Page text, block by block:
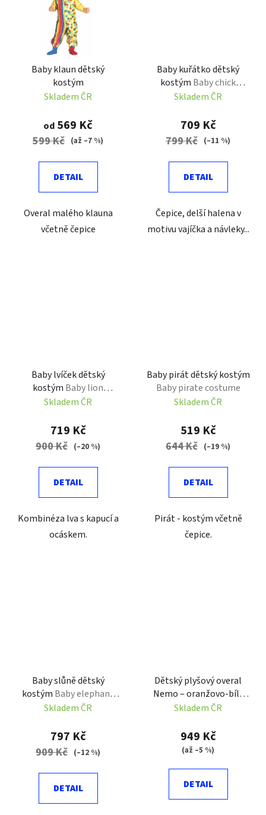
Baby klaun dětský
kostým
Skladem ČR
od 569 Kč
599 Kč (až –7 %)
DETAIL
Overal malého klauna
včetně čepice
Baby kuřátko dětský
kostým Baby chick
costume
Skladem ČR
709 Kč
799 Kč (–11 %)
DETAIL
Čepice, delší halena v
motivu vajíčka a návleky...
Baby lvíček dětský
kostým Baby lion
costume
Skladem ČR
719 Kč
900 Kč (–20 %)
DETAIL
Kombinéza lva s kapucí a
ocáskem.
Baby pirát dětský kostým
Baby pirate costume
Skladem ČR
519 Kč
644 Kč (–19 %)
DETAIL
Pirát - kostým včetně
čepice.
Baby slůně dětský
kostým Baby elephant
costume
Skladem ČR
797 Kč
909 Kč (–12 %)
DETAIL
Dětský plyšový overal
Nemo – oranžovo-bílý
kostým s kapucí
Skladem ČR
949 Kč
(až –5 %)
DETAIL